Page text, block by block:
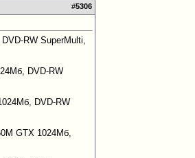
#5306
RW SuperMulti,
DVD-RW
DVD-RW
GTX 1024Мб,